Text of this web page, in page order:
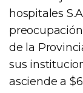
hospitales
de la
sus
asciende a